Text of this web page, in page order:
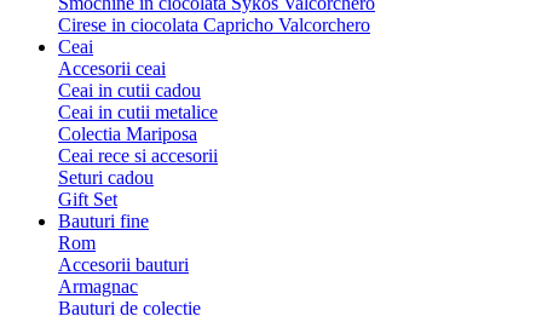
Cirese in ciocolata Capricho Valcorchero
Ceai
Accesorii ceai
Ceai in cutii cadou
Ceai in cutii metalice
Colectia Mariposa
Ceai rece si accesorii
Seturi cadou
Gift Set
Bauturi fine
Rom
Accesorii bauturi
Armagnac
Bauturi de colectie